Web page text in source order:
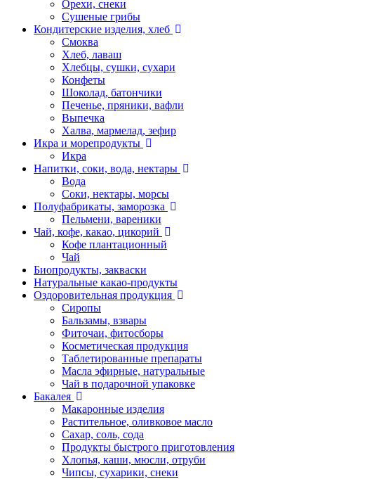
Орехи, снеки
Сушеные грибы
Кондитерские изделия, хлеб
Смоква
Хлеб, лаваш
Хлебцы, сушки, сухари
Конфеты
Шоколад, батончики
Печенье, пряники, вафли
Выпечка
Халва, мармелад, зефир
Икра и морепродукты
Икра
Напитки, соки, вода, нектары
Вода
Соки, нектары, морсы
Полуфабрикаты, заморозка
Пельмени, вареники
Чай, кофе, какао, цикорий
Кофе плантационный
Чай
Биопродукты, закваски
Натуральные какао-продукты
Оздоровительная продукция
Сиропы
Бальзамы, взвары
Фиточаи, фитосборы
Косметическая продукция
Таблетированные препараты
Масла эфирные, натуральные
Чай в подарочной упаковке
Бакалея
Макаронные изделия
Растительное, оливковое масло
Сахар, соль, сода
Продукты быстрого приготовления
Хлопья, каши, мюсли, отруби
Чипсы, сухарики, снеки